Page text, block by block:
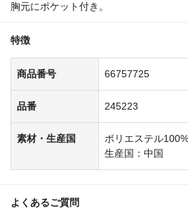
胸元にポケット付き。
特徴
商品番号 66757725
品番 245223
素材・生産国
ポリエステル100%
生産国：中国
よくあるご質問